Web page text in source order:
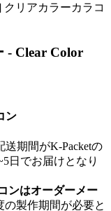
リアカラーカラコ
- Clear Color
ン
期間がK-Packetの
日でお届けとなり
ンはオーダーメー
の製作期間が必要と